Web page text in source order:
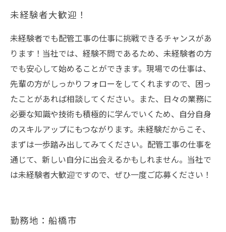
未経験者大歓迎！
未経験者でも配管工事の仕事に挑戦できるチャンスがあ
ります！当社では、経験不問であるため、未経験者の方
でも安心して始めることができます。現場での仕事は、
先輩の方がしっかりフォローをしてくれますので、困っ
たことがあれば相談してください。また、日々の業務に
必要な知識や技術も積極的に学んでいくため、自分自身
のスキルアップにもつながります。未経験だからこそ、
まずは一歩踏み出してみてください。配管工事の仕事を
通じて、新しい自分に出会えるかもしれません。当社で
は未経験者大歓迎ですので、ぜひ一度ご応募ください！
勤務地：船橋市